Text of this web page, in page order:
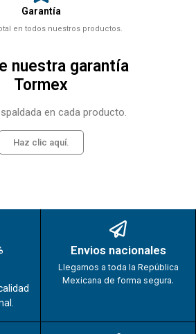
Garantía
en todos nuestros productos.
nuestra garantía
Tormex
en cada producto.
Haz clic aquí.
Envios nacionales
Llegamos a toda la República
Mexicana de forma segura.